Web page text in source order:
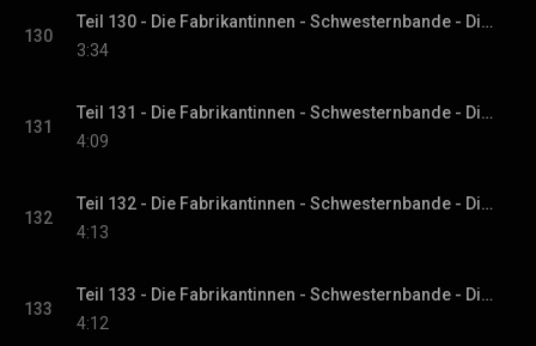
130
Teil 130 - Die Fabrikantinnen - Schwesternbande - Die Fabrikantinnen-Saga, Band 1
3:34
131
Teil 131 - Die Fabrikantinnen - Schwesternbande - Die Fabrikantinnen-Saga, Band 1
4:09
132
Teil 132 - Die Fabrikantinnen - Schwesternbande - Die Fabrikantinnen-Saga, Band 1
4:13
133
Teil 133 - Die Fabrikantinnen - Schwesternbande - Die Fabrikantinnen-Saga, Band 1
4:12